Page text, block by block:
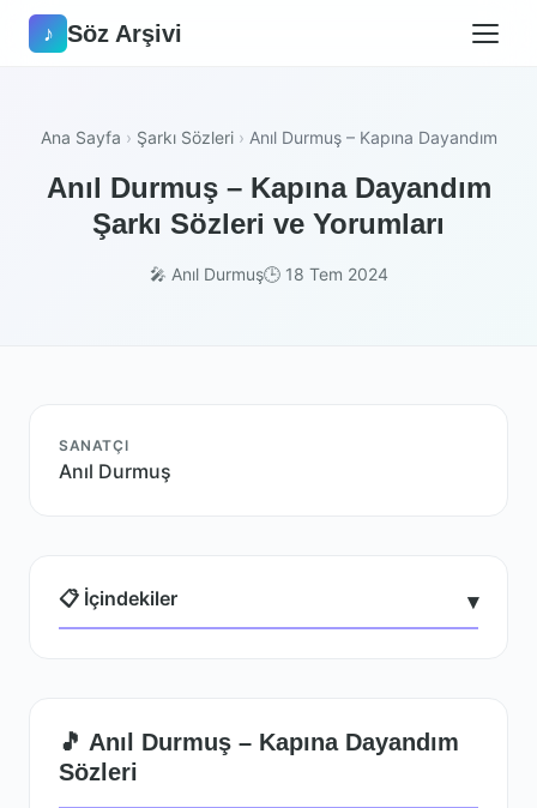
♪ Söz Arşivi
Ana Sayfa › Şarkı Sözleri › Anıl Durmuş – Kapına Dayandım
Anıl Durmuş – Kapına Dayandım
Şarkı Sözleri ve Yorumları
🎤 Anıl Durmuş🕒 18 Tem 2024
SANATÇI
Anıl Durmuş
📋 İçindekiler ▾
🎵 Anıl Durmuş – Kapına Dayandım
Sözleri